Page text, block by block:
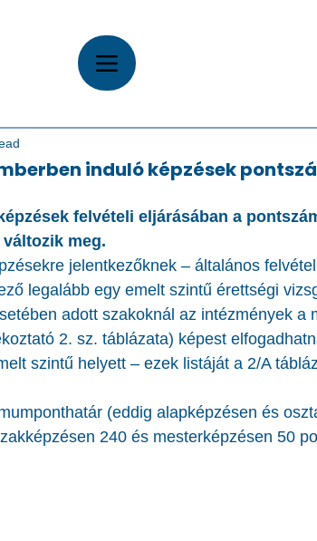
induló képzések
felvételi eljárásában a
meg.
jelentkezőknek – általános
legalább egy emelt szintű érettségi
adott szakoknál az intézmények a
2. sz. táblázata) képest
szintű helyett – ezek listáját a 2/A
(eddig alapképzésen és
240 és mesterképzésen 50